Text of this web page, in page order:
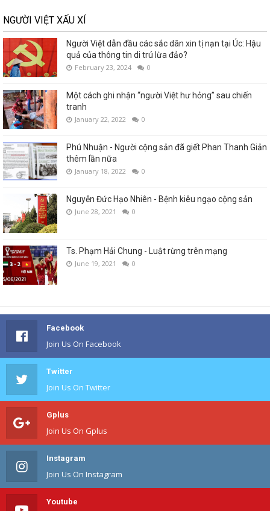
NGƯỜI VIỆT XẤU XÍ
Người Việt dẫn đầu các sắc dân xin tị nạn tại Úc: Hậu
quả của thông tin di trú lừa đảo?
February 23, 2024 0
Một cách ghi nhận “người Việt hư hỏng” sau chiến
tranh
January 22, 2022 0
Phú Nhuận - Người cộng sản đã giết Phan Thanh Giản
thêm lần nữa
January 18, 2022 0
Nguyễn Đức Hạo Nhiên - Bệnh kiêu ngạo cộng sản
June 28, 2021 0
Ts. Phạm Hải Chung - Luật rừng trên mạng
June 19, 2021 0
Facebook
Join Us On Facebook
Twitter
Join Us On Twitter
Gplus
Join Us On Gplus
Instagram
Join Us On Instagram
Youtube